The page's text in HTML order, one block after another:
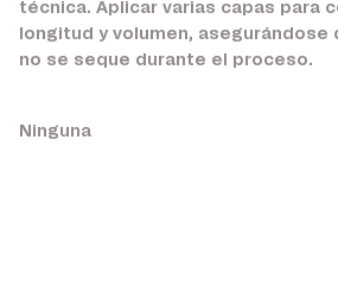
técnica. Aplicar varias capas para
longitud y volumen,
no se seque durante el proceso.
Ninguna